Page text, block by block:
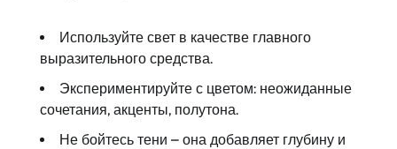
Используйте свет в качестве главного
выразительного средства.
Экспериментируйте с цветом: неожиданные
сочетания, акценты, полутона.
Не бойтесь тени – она добавляет глубину и